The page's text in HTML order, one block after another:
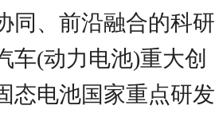
同、前沿融合的科研
车(动力电池)重大创
态电池国家重点研发